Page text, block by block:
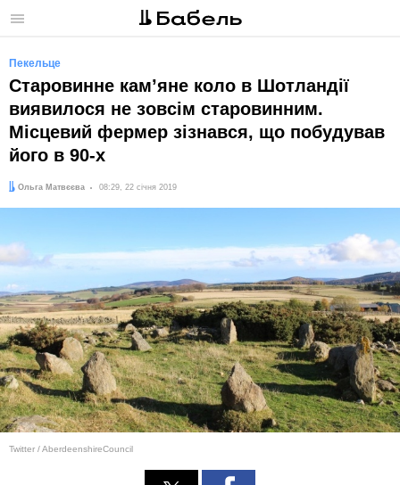
Меню
Пекельце
Старовинне камʼяне коло в Шотландії
виявилося не зовсім старовинним.
Місцевий фермер зізнався, що побудував
його в 90-х
Автор:
Ольга Матвєєва
Дата: 08:29, 22 січня 2019
Twitter / AberdeenshireCouncil